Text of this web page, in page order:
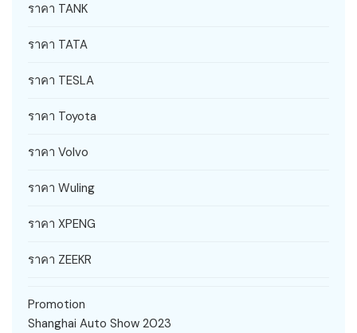
ราคา TANK
ราคา TATA
ราคา TESLA
ราคา Toyota
ราคา Volvo
ราคา Wuling
ราคา XPENG
ราคา ZEEKR
Promotion
Shanghai Auto Show 2023